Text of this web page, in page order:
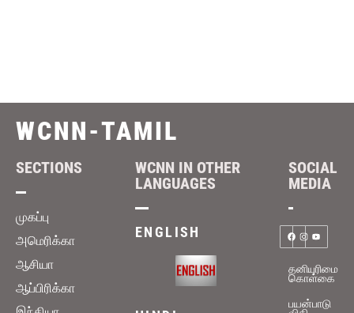
WCNN-TAMIL
SECTIONS
முகப்பு
அமெரிக்கா
ஆசியா
ஆப்பிரிக்கா
WCNN IN OTHER
LANGUAGES
ENGLISH
SOCIAL
MEDIA
தனியுரிமை
கொள்கை
பயன்பாடு